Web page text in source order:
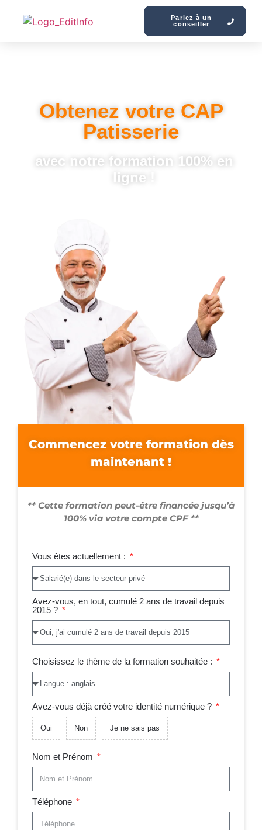
Parlez à un
conseiller
Obtenez votre CAP
Patisserie
avec notre formation 100% en
ligne !
Commencez votre formation dès
maintenant !
** Cette formation peut-être financée jusqu’à
100% via votre compte CPF **
Vous êtes actuellement :
Avez-vous, en tout, cumulé 2 ans de travail depuis
2015 ?
Choisissez le thème de la formation souhaitée :
Avez-vous déjà créé votre identité numérique ?
Oui Non Je ne sais pas
Nom et Prénom
Téléphone